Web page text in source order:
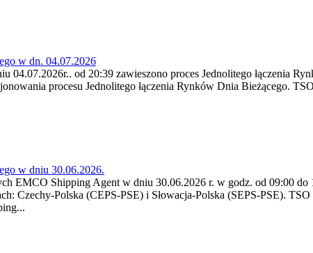
w dn. 04.07.2026
od 20:39 zawieszono proces Jednolitego łączenia
procesu Jednolitego łączenia Rynków Dnia Bieżącego.
w dniu 30.06.2026.
EMCO Shipping Agent w dniu 30.06.2026 r. w godz. od 09:00 do
Czechy-Polska (CEPS-PSE) i Słowacja-Polska (SEPS-PSE).